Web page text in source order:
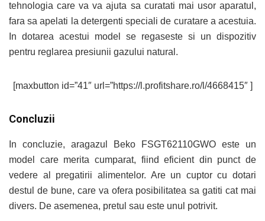
tehnologia care va va ajuta sa curatati mai usor aparatul,
fara sa apelati la detergenti speciali de curatare a acestuia.
In dotarea acestui model se regaseste si un dispozitiv
pentru reglarea presiunii gazului natural.
[maxbutton id=”41″ url=”https://l.profitshare.ro/l/4668415″ ]
Concluzii
In concluzie, aragazul Beko FSGT62110GWO este un
model care merita cumparat, fiind eficient din punct de
vedere al pregatirii alimentelor. Are un cuptor cu dotari
destul de bune, care va ofera posibilitatea sa gatiti cat mai
divers. De asemenea, pretul sau este unul potrivit.